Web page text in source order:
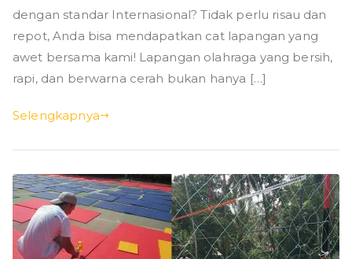
dengan standar Internasional? Tidak perlu risau dan
repot, Anda bisa mendapatkan cat lapangan yang
awet bersama kami! Lapangan olahraga yang bersih,
rapi, dan berwarna cerah bukan hanya […]
Selengkapnya